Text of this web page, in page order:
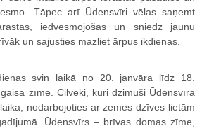
Tāpec arī Ūdensvīri vēlas saņemt
iedvesmojošas un sniedz jaunu
un sajusties mazliet ārpus ikdienas.
svin laikā no 20. janvāra līdz 18.
zīme. Cilvēki, kuri dzimuši Ūdensvīra
nodarbojoties ar zemes dzīves lietām
Ūdensvīrs – brīvas domas zīme,